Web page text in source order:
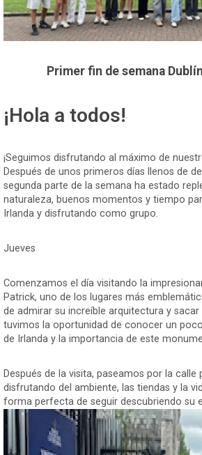
Primer fin de semana
¡Hola a todos!
¡Seguimos disfrutando al máximo de
Después de unos primeros días llenos de
segunda parte de la semana ha estado
naturaleza, buenos momentos y tiempo
Irlanda y disfrutando como grupo.
Jueves
Comenzamos el día visitando la
Patrick, uno de los lugares más
de admirar su increíble arquitectura y
tuvimos la oportunidad de conocer un
de Irlanda y la importancia de este
Después de la visita, paseamos por la calle
disfrutando del ambiente, las tiendas y la
forma perfecta de seguir descubriendo su